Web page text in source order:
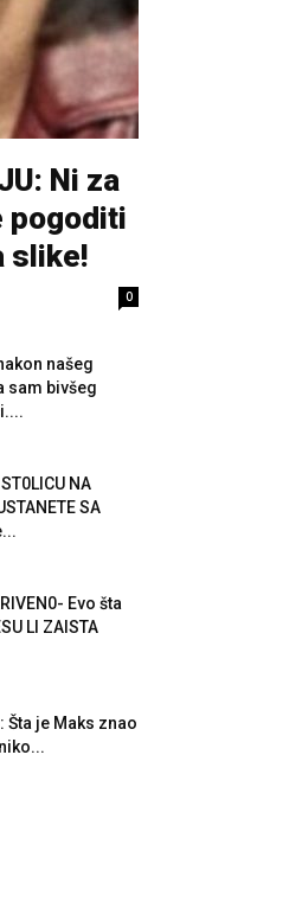
Ni za
pogoditi
slike!
0
našeg
sam bivšeg
NA
SA
Evo šta
Ll ZAlSTA
Šta je Maks znao